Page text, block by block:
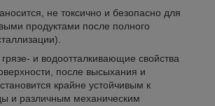
не токсично и безопасно для
продуктами после полного
и водоотталкивающие свойства
после высыхания и
крайне устойчивым к
и различным механическим